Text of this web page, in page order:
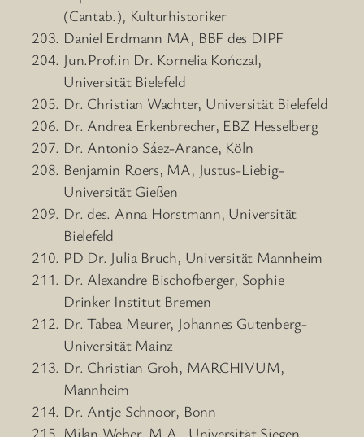
(Cantab.), Kulturhistoriker
Daniel Erdmann MA, BBF des DIPF
Jun.Prof.in Dr. Kornelia Kończal,
Universität Bielefeld
Dr. Christian Wachter, Universität Bielefeld
Dr. Andrea Erkenbrecher, EBZ Hesselberg
Dr. Antonio Sáez-Arance, Köln
Benjamin Roers, MA, Justus-Liebig-
Universität Gießen
Dr. des. Anna Horstmann, Universität
Bielefeld
PD Dr. Julia Bruch, Universität Mannheim
Dr. Alexandre Bischofberger, Sophie
Drinker Institut Bremen
Dr. Tabea Meurer, Johannes Gutenberg-
Universität Mainz
Dr. Christian Groh, MARCHIVUM,
Mannheim
Dr. Antje Schnoor, Bonn
Milan Weber, M.A., Universität Siegen